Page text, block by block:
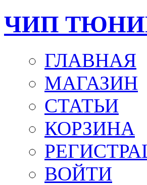
ЧИП
ГЛАВНАЯ
МАГАЗИН
СТАТЬИ
КОРЗИНА
ВОЙТИ